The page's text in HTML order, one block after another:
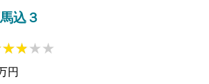
込３
円